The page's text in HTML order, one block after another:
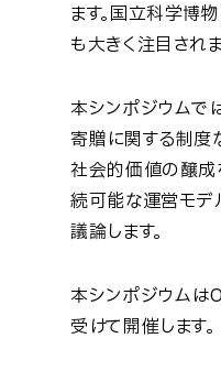
ます。国立科学博
も大きく注目され
本シンポジウムで
寄贈に関する制度
社会的価値の醸成
続可能な運営モデ
議論します。
本シンポジウム
受けて開催します。